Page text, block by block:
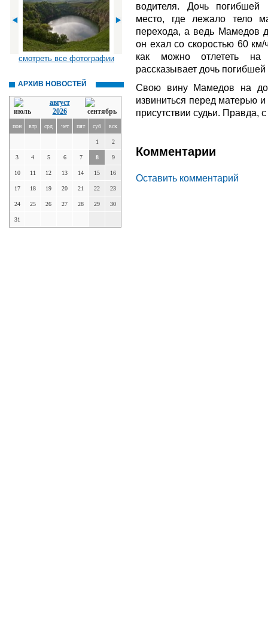
смотреть все фотографии
АРХИВ НОВОСТЕЙ
август
2026
пон втр срд чет пят суб вск
1 2
3 4 5 6 7 8 9
10 11 12 13 14 15 16
17 18 19 20 21 22 23
24 25 26 27 28 29 30
31
водителя. Дочь погибшей
место, где лежало тело
перехода, а ведь Мамедов
он ехал со скоростью 60
как можно отлететь на
рассказывает дочь
Свою вину Мамедов на
извиниться перед матерью
присутствии судьи. Правда,
Комментарии
Оставить комментарий